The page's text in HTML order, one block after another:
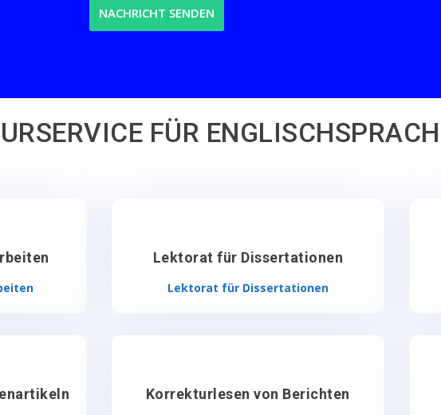
NACHRICHT SENDEN
FÜR
Lektorat für Dissertationen
Lektorat für Dissertationen
Korrekturlesen von Berichten